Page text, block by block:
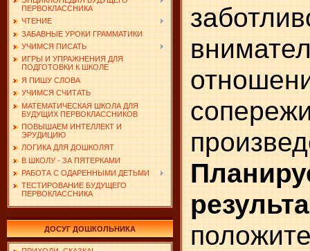
ПЕРВОКЛАССНИКА
ЧТЕНИЕ
ЗАБАВНЫЕ УРОКИ ГРАММАТИКИ
УЧИМСЯ ПИСАТЬ
ИГРЫ И УПРАЖНЕНИЯ ДЛЯ
ПОДГОТОВКИ К ШКОЛЕ
Я ПИШУ СЛОВА
УЧИМСЯ СЧИТАТЬ
МАТЕМАТИЧЕСКАЯ ШКОЛА ДЛЯ
БУДУЩИХ ПЕРВОКЛАССНИКОВ
ПОВЫШАЕМ ИНТЕЛЛЕКТ И
ЭРУДИЦИЮ
ЛОГИКА ДЛЯ ДОШКОЛЯТ
В ШКОЛУ - ЗА ПЯТЕРКАМИ
РАБОТА С ОДАРЕННЫМИ ДЕТЬМИ
ТЕСТИРОВАНИЕ БУДУЩЕГО
ПЕРВОКЛАССНИКА
ДОСУГ ДОШКОЛЬНИКА